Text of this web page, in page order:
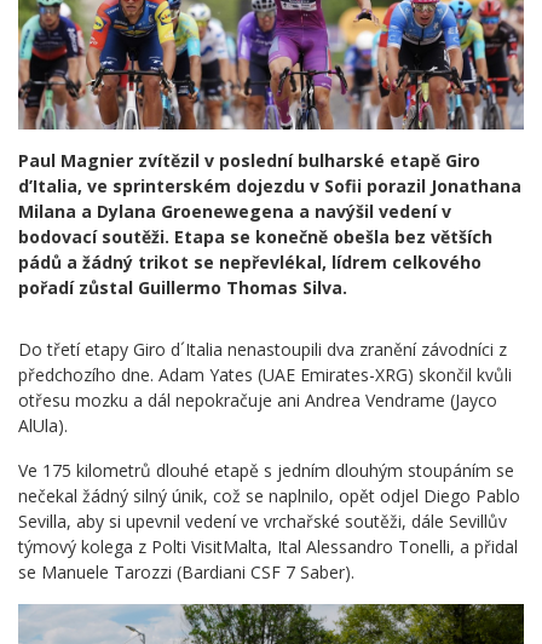
Paul Magnier zvítězil v poslední bulharské etapě Giro
d’Italia, ve sprinterském dojezdu v Sofii porazil Jonathana
Milana a Dylana Groenewegena a navýšil vedení v
bodovací soutěži. Etapa se konečně obešla bez větších
pádů a žádný trikot se nepřevlékal, lídrem celkového
pořadí zůstal Guillermo Thomas Silva.
Do třetí etapy Giro d´Italia nenastoupili dva zranění závodníci z
předchozího dne. Adam Yates (UAE Emirates-XRG) skončil kvůli
otřesu mozku a dál nepokračuje ani Andrea Vendrame (Jayco
AlUla).
Ve 175 kilometrů dlouhé etapě s jedním dlouhým stoupáním se
nečekal žádný silný únik, což se naplnilo, opět odjel Diego Pablo
Sevilla, aby si upevnil vedení ve vrchařské soutěži, dále Sevillův
týmový kolega z Polti VisitMalta, Ital Alessandro Tonelli, a přidal
se Manuele Tarozzi (Bardiani CSF 7 Saber).